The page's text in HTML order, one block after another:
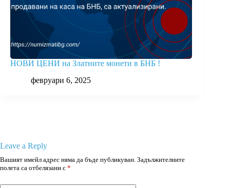
НОВИ ЦЕНИ на Златните монети в БНБ !
февруари 6, 2025
Leave a Reply
Вашият имейл адрес няма да бъде публикуван. Задължителните
полета са отбелязани с *